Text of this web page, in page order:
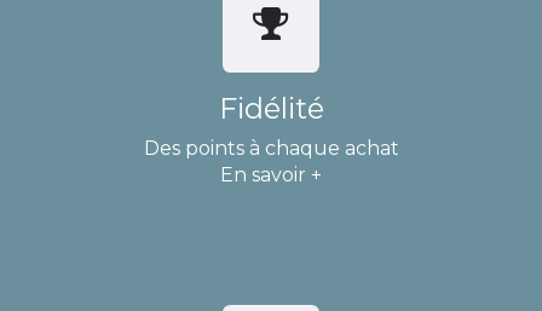
Fidélité
Des points à chaque achat
En savoir +